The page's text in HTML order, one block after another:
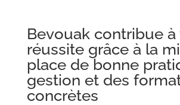
Bevouak contribue
réussite grâce à la
place de bonne
gestion et des
concrètes